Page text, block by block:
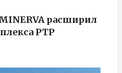
расширил
РТР